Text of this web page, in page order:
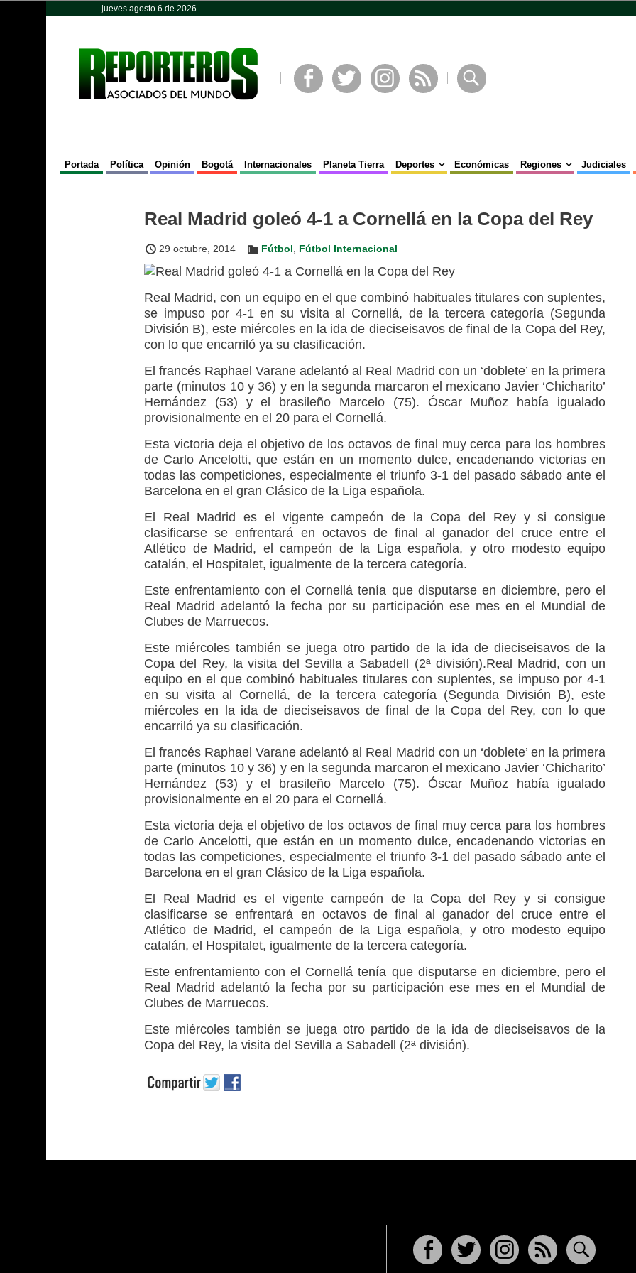
jueves agosto 6 de 2026
Portada Política Opinión Bogotá Internacionales Planeta Tierra Deportes Económicas Regiones Judiciales
Real Madrid goleó 4-1 a Cornellá en la Copa del Rey
29 octubre, 2014 Fútbol Fútbol Internacional
Real Madrid, con un equipo en el que combinó habituales titulares con suplentes,
se impuso por 4-1 en su visita al Cornellá, de la tercera categoría (Segunda
División B), este miércoles en la ida de dieciseisavos de final de la Copa del Rey,
con lo que encarriló ya su clasificación.
El francés Raphael Varane adelantó al Real Madrid con un ‘doblete’ en la primera
parte (minutos 10 y 36) y en la segunda marcaron el mexicano Javier ‘Chicharito’
Hernández (53) y el brasileño Marcelo (75). Óscar Muñoz había igualado
provisionalmente en el 20 para el Cornellá.
Esta victoria deja el objetivo de los octavos de final muy cerca para los hombres
de Carlo Ancelotti, que están en un momento dulce, encadenando victorias en
todas las competiciones, especialmente el triunfo 3-1 del pasado sábado ante el
Barcelona en el gran Clásico de la Liga española.
El Real Madrid es el vigente campeón de la Copa del Rey y si consigue
clasificarse se enfrentará en octavos de final al ganador del cruce entre el
Atlético de Madrid, el campeón de la Liga española, y otro modesto equipo
catalán, el Hospitalet, igualmente de la tercera categoría.
Este enfrentamiento con el Cornellá tenía que disputarse en diciembre, pero el
Real Madrid adelantó la fecha por su participación ese mes en el Mundial de
Clubes de Marruecos.
Este miércoles también se juega otro partido de la ida de dieciseisavos de la
Copa del Rey, la visita del Sevilla a Sabadell (2ª división).Real Madrid, con un
equipo en el que combinó habituales titulares con suplentes, se impuso por 4-1
en su visita al Cornellá, de la tercera categoría (Segunda División B), este
miércoles en la ida de dieciseisavos de final de la Copa del Rey, con lo que
encarriló ya su clasificación.
El francés Raphael Varane adelantó al Real Madrid con un ‘doblete’ en la primera
parte (minutos 10 y 36) y en la segunda marcaron el mexicano Javier ‘Chicharito’
Hernández (53) y el brasileño Marcelo (75). Óscar Muñoz había igualado
provisionalmente en el 20 para el Cornellá.
Esta victoria deja el objetivo de los octavos de final muy cerca para los hombres
de Carlo Ancelotti, que están en un momento dulce, encadenando victorias en
todas las competiciones, especialmente el triunfo 3-1 del pasado sábado ante el
Barcelona en el gran Clásico de la Liga española.
El Real Madrid es el vigente campeón de la Copa del Rey y si consigue
clasificarse se enfrentará en octavos de final al ganador del cruce entre el
Atlético de Madrid, el campeón de la Liga española, y otro modesto equipo
catalán, el Hospitalet, igualmente de la tercera categoría.
Este enfrentamiento con el Cornellá tenía que disputarse en diciembre, pero el
Real Madrid adelantó la fecha por su participación ese mes en el Mundial de
Clubes de Marruecos.
Este miércoles también se juega otro partido de la ida de dieciseisavos de la
Copa del Rey, la visita del Sevilla a Sabadell (2ª división).
Opinión Política